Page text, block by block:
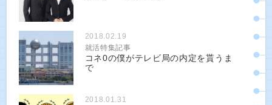
2018.02.19
就活特集記事
コネ0の僕がテレビ局の内定を貰うま
で
2018.01.31